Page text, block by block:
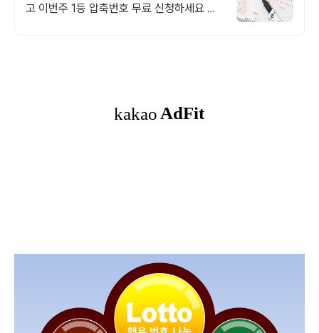
고 이번주 1등 압축번호 무료 신청하세요 지